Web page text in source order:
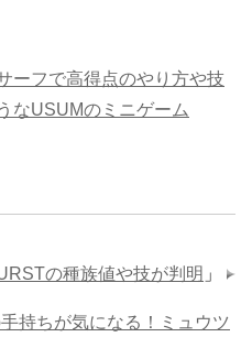
ーフで高得点のやり方や技
なUSUMのミニゲーム
の種族値や技が判明 」
持ちが気になる！ミュウツ